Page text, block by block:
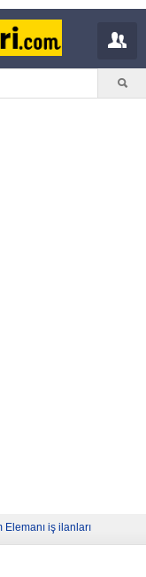
Elemanı iş ilanları